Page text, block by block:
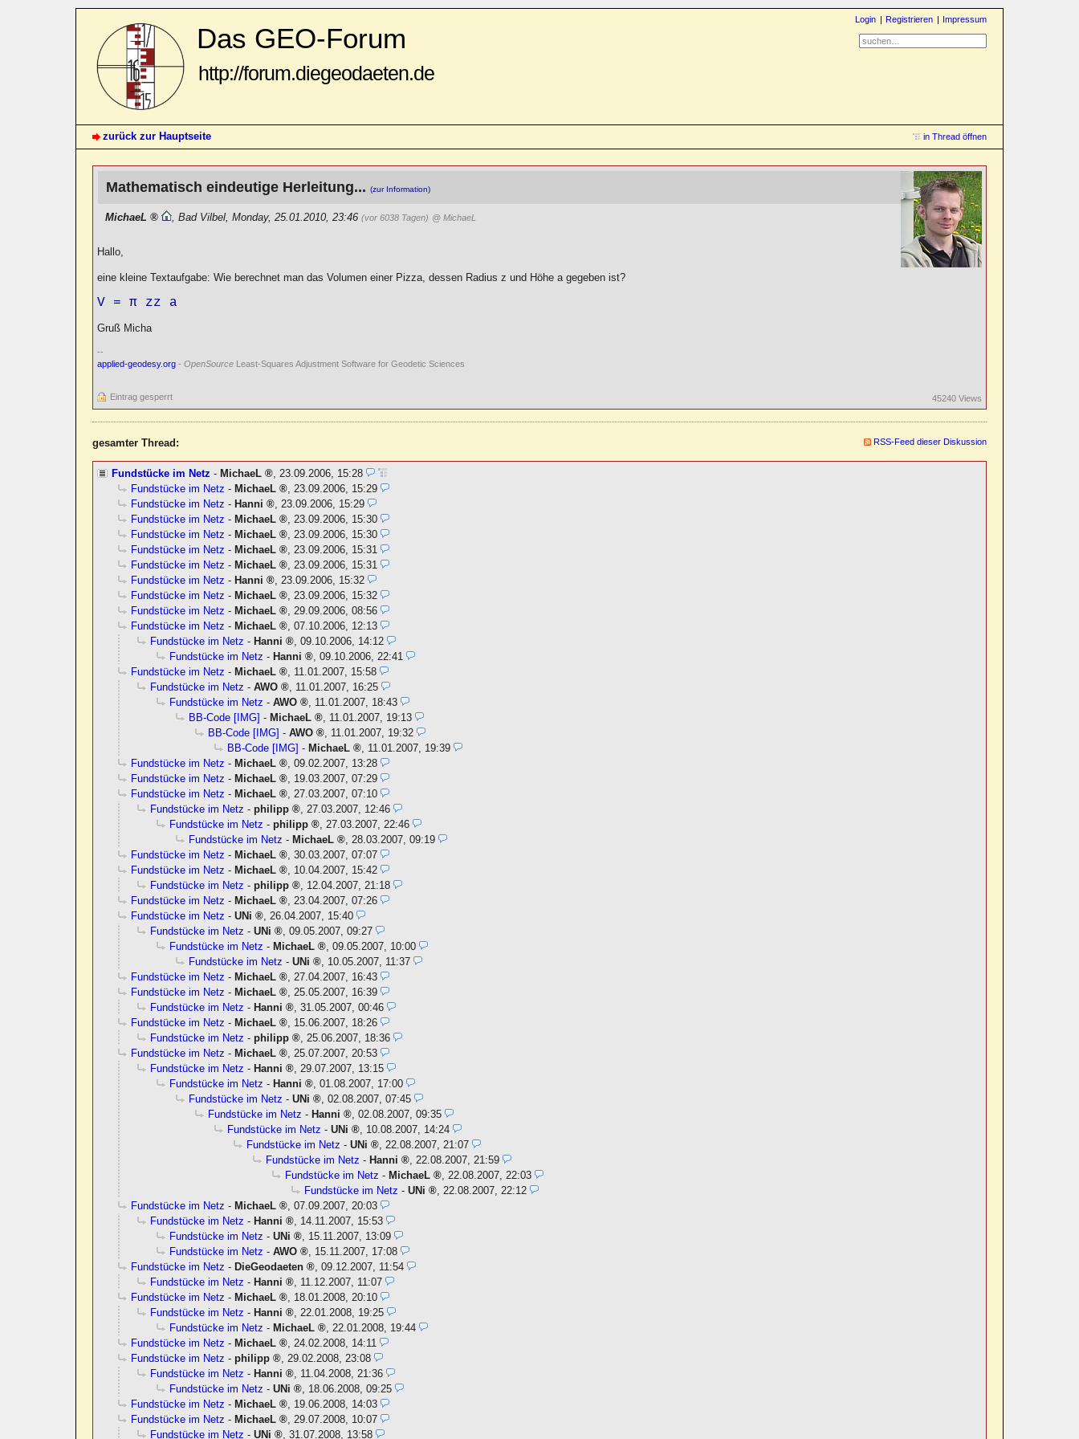
Das GEO-Forum
http://forum.diegeodaeten.de
Login Registrieren Impressum
zurück zur Hauptseite in Thread öffnen
Mathematisch eindeutige Herleitung...(zur Information)
MichaeL ,Bad Vilbel ,Monday, 25.01.2010, 23:46(vor 6038 Tagen) @ MichaeL
Hallo,
eine kleine Textaufgabe: Wie berechnet man das Volumen einer Pizza, dessen Radius z und Höhe a gegeben ist?
V = π zz a
Gruß Micha
--
applied-geodesy.org -OpenSource Least-Squares Adjustment Software for Geodetic Sciences
Eintrag gesperrt 45240 Views
gesamter Thread: RSS-Feed dieser Diskussion
Fundstücke im Netz - MichaeL ,23.09.2006, 15:28
Fundstücke im Netz - MichaeL ,23.09.2006, 15:29
Fundstücke im Netz - Hanni ,23.09.2006, 15:29
Fundstücke im Netz - MichaeL ,23.09.2006, 15:30
Fundstücke im Netz - MichaeL ,23.09.2006, 15:30
Fundstücke im Netz - MichaeL ,23.09.2006, 15:31
Fundstücke im Netz - MichaeL ,23.09.2006, 15:31
Fundstücke im Netz - Hanni ,23.09.2006, 15:32
Fundstücke im Netz - MichaeL ,23.09.2006, 15:32
Fundstücke im Netz - MichaeL ,29.09.2006, 08:56
Fundstücke im Netz - MichaeL ,07.10.2006, 12:13
Fundstücke im Netz - Hanni ,09.10.2006, 14:12
Fundstücke im Netz - Hanni ,09.10.2006, 22:41
Fundstücke im Netz - MichaeL , 11.01.2007, 15:58
Fundstücke im Netz -AWO , 11.01.2007, 16:25
Fundstücke im Netz -AWO , 11.01.2007, 18:43
BB-Code [IMG] - MichaeL , 11.01.2007, 19:13
BB-Code [IMG] -AWO , 11.01.2007, 19:32
BB-Code [IMG] - MichaeL , 11.01.2007, 19:39
Fundstücke im Netz - MichaeL ,09.02.2007, 13:28
Fundstücke im Netz - MichaeL , 19.03.2007, 07:29
Fundstücke im Netz - MichaeL ,27.03.2007, 07:10
Fundstücke im Netz -philipp ,27.03.2007, 12:46
Fundstücke im Netz -philipp ,27.03.2007, 22:46
Fundstücke im Netz - MichaeL ,28.03.2007, 09:19
Fundstücke im Netz - MichaeL ,30.03.2007, 07:07
Fundstücke im Netz - MichaeL , 10.04.2007, 15:42
Fundstücke im Netz -philipp , 12.04.2007, 21:18
Fundstücke im Netz - MichaeL ,23.04.2007, 07:26
Fundstücke im Netz -UNi ,26.04.2007, 15:40
Fundstücke im Netz -UNi ,09.05.2007, 09:27
Fundstücke im Netz - MichaeL ,09.05.2007, 10:00
Fundstücke im Netz -UNi , 10.05.2007, 11:37
Fundstücke im Netz - MichaeL ,27.04.2007, 16:43
Fundstücke im Netz - MichaeL ,25.05.2007, 16:39
Fundstücke im Netz - Hanni ,31.05.2007, 00:46
Fundstücke im Netz - MichaeL , 15.06.2007, 18:26
Fundstücke im Netz -philipp ,25.06.2007, 18:36
Fundstücke im Netz - MichaeL ,25.07.2007, 20:53
Fundstücke im Netz - Hanni ,29.07.2007, 13:15
Fundstücke im Netz - Hanni ,01.08.2007, 17:00
Fundstücke im Netz -UNi ,02.08.2007, 07:45
Fundstücke im Netz - Hanni ,02.08.2007, 09:35
Fundstücke im Netz -UNi , 10.08.2007, 14:24
Fundstücke im Netz -UNi ,22.08.2007, 21:07
Fundstücke im Netz - Hanni ,22.08.2007, 21:59
Fundstücke im Netz - MichaeL ,22.08.2007, 22:03
Fundstücke im Netz -UNi ,22.08.2007, 22:12
Fundstücke im Netz - MichaeL ,07.09.2007, 20:03
Fundstücke im Netz - Hanni , 14.11.2007, 15:53
Fundstücke im Netz -UNi , 15.11.2007, 13:09
Fundstücke im Netz -AWO , 15.11.2007, 17:08
Fundstücke im Netz - DieGeodaeten ,09.12.2007, 11:54
Fundstücke im Netz - Hanni , 11.12.2007, 11:07
Fundstücke im Netz - MichaeL , 18.01.2008, 20:10
Fundstücke im Netz - Hanni ,22.01.2008, 19:25
Fundstücke im Netz - MichaeL ,22.01.2008, 19:44
Fundstücke im Netz - MichaeL ,24.02.2008, 14:11
Fundstücke im Netz -philipp ,29.02.2008, 23:08
Fundstücke im Netz - Hanni , 11.04.2008, 21:36
Fundstücke im Netz -UNi , 18.06.2008, 09:25
Fundstücke im Netz - MichaeL , 19.06.2008, 14:03
Fundstücke im Netz - MichaeL ,29.07.2008, 10:07
Fundstücke im Netz -UNi ,31.07.2008, 13:58